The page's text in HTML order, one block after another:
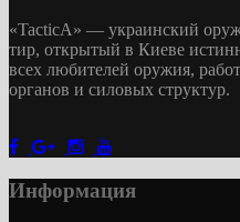
«TacticA» — украинский
тир, открытый в Киеве
всех любителей оружия,
органов и силовых структур.
Информация